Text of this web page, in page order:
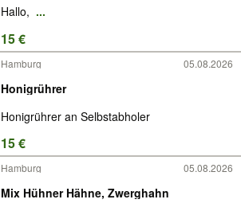
Hallo, ...
15 €
Hamburg 05.08.2026
Honigrührer
Honigrührer an Selbstabholer
15 €
Hamburg 05.08.2026
Mix Hühner Hähne, Zwerghahn